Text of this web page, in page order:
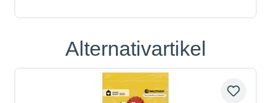
Produktgalerie überspringen
Alternativartikel